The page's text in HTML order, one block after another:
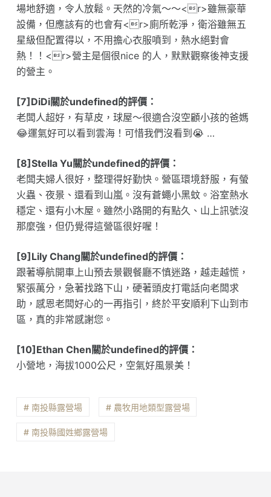
場地舒適，令人放鬆。天然的冷氣～～<r>雖無豪華
設備，但應該有的也會有<r>廁所乾淨，衛浴雖無五
星級但配置得以，不用擔心衣服噴到，熱水絕對會
熱！！<r>營主是個很nice 的人，默默觀察後神支援
的營主。
[7]DiDi關於undefined的評價：
老闆人超好，有草皮，球屋～很適合沒空顧小孩的爸媽
😂運氣好可以看到雲海！可惜我們沒看到😭 …
[8]Stella Yu關於undefined的評價：
老闆夫婦人很好，整理得好勤快。營區環境舒服，有螢
火蟲、夜景、還看到山嵐。沒有蒼蠅小黑蚊。浴室熱水
穩定、還有小木屋。雖然小路開的有點久、山上訊號沒
那麼強，但仍覺得這營區很好喔！
[9]Lily Chang關於undefined的評價：
跟著導航開車上山預去景觀餐廳不慎迷路，越走越慌，
緊張萬分，急著找路下山，硬著頭皮打電話向老闆求
助，感恩老闆好心的一再指引，終於平安順利下山到市
區，真的非常感謝您。
[10]Ethan Chen關於undefined的評價：
小營地，海拔1000公尺，空氣好風景美！
# 南投縣露營場 # 農牧用地類型露營場
# 南投縣國姓鄉露營場